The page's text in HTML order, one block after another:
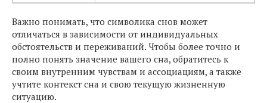
Важно понимать, что символика снов может
отличаться в зависимости от индивидуальных
обстоятельств и переживаний. Чтобы более точно и
полно понять значение вашего сна, обратитесь к
своим внутренним чувствам и ассоциациям, а также
учтите контекст сна и свою текущую жизненную
ситуацию.